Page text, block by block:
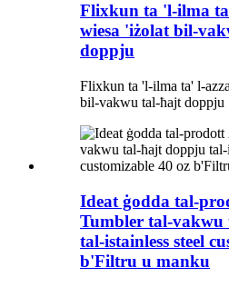
Flixkun ta 'l-ilma
wiesa 'iżolat bil-
doppju
Flixkun ta 'l-ilma ta' l-
bil-vakwu tal-ħajt doppju
Ideat ġodda tal-
Tumbler tal-
tal-istainless steel
b'Filtru u manku